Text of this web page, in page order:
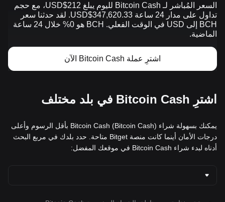
السعر المُباشر لـ Bitcoin Cash لليوم يبلغ 212$USD، مع حجم
تداول على مدار 24 ساعة 347,620.33$USD. لقد حدثنا سعر
BCH إلى USD في الوقت الفعلي. BCH هو 0% خلال 24 ساعة
الماضية.
اشترِ عملة Bitcoin Cash الآن
اشترِ Bitcoin Cash في بلد مختلف
يمكنك بسهولة شراء Bitcoin Cash (Bitcoin Cash) بأقل الرسوم وأعلى
درجات الأمان أينما كانت منصة Bitget متاحة. حدد بلدك في مربع البحث
أدناه لبدء شراء Bitcoin Cash في موقعك المفضل: